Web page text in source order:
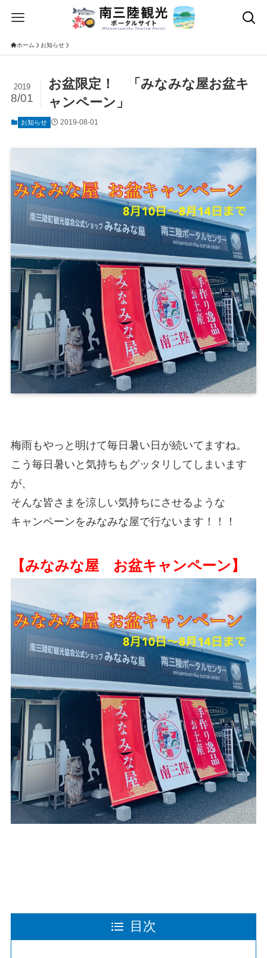
ホーム お知らせ
お盆限定！ 「みなみな屋お盆キ
ャンペーン」
2019
8/01
お知らせ 2019-08-01
梅雨もやっと明けて毎日暑い日が続いてますね。
こう毎日暑いと気持ちもグッタリしてしまいます
が、
そんな皆さまを涼しい気持ちにさせるような
キャンペーンをみなみな屋で行ないます！！！
【みなみな屋 お盆キャンペーン】
目次